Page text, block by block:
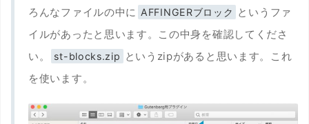
ろんなファイルの中に AFFINGERブロック というファ
イルがあったと思います。この中身を確認してくださ
い。
st-blocks.zip というzipがあると思います。これ
を使います。